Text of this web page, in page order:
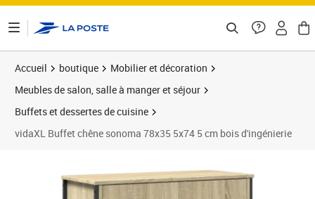
Accueil boutique
Mobilier et décoration
Meubles de salon, salle à manger et séjour
Buffets et dessertes de cuisine
vidaXL Buffet chêne sonoma 78x35 5x74 5 cm bois d'ingénierie